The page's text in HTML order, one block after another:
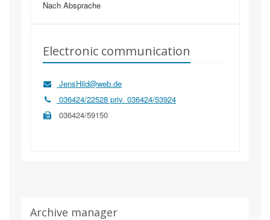
Nach Absprache
Electronic communication
JensHild@web.de
036424/22528 priv. 036424/53924
036424/59150
Archive manager